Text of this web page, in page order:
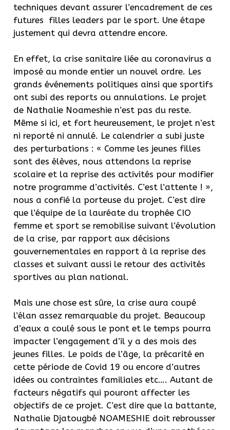
techniques devant assurer l’encadrement de ces
futures filles leaders par le sport. Une étape
justement qui devra attendre encore.
En effet, la crise sanitaire liée au coronavirus a
imposé au monde entier un nouvel ordre. Les
grands événements politiques ainsi que sportifs
ont subi des reports ou annulations. Le projet
de Nathalie Noameshie n’est pas du reste.
Même si ici, et fort heureusement, le projet n’est
ni reporté ni annulé. Le calendrier a subi juste
des perturbations : « Comme les jeunes filles
sont des élèves, nous attendons la reprise
scolaire et la reprise des activités pour modifier
notre programme d’activités. C’est l’attente ! »,
nous a confié la porteuse du projet. C’est dire
que l’équipe de la lauréate du trophée CIO
femme et sport se remobilise suivant l’évolution
de la crise, par rapport aux décisions
gouvernementales en rapport à la reprise des
classes et suivant aussi le retour des activités
sportives au plan national.
Mais une chose est sûre, la crise aura coupé
l’élan assez remarquable du projet. Beaucoup
d’eaux a coulé sous le pont et le temps pourra
impacter l’engagement d’il y a des mois des
jeunes filles. Le poids de l’âge, la précarité en
cette période de Covid 19 ou encore d’autres
idées ou contraintes familiales etc…. Autant de
facteurs négatifs qui pouront affecter les
objectifs de ce projet. C’est dire que la battante,
Nathalie Djatougbé NOAMESHIE doit rebrousser